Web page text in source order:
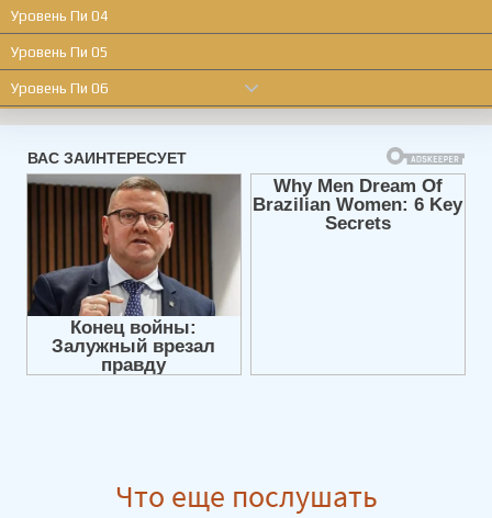
Уровень Пи 04
Уровень Пи 05
Уровень Пи 06
Уровень Пи 07
Уровень Пи 08
Уровень Пи 10
Уровень Пи 11
Уровень Пи 12
Уровень Пи 13
Уровень Пи 14
Что еще послушать